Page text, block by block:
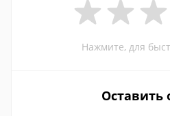
Нажмите, для
Оставить